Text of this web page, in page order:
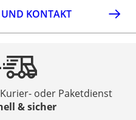
KONTAKT
oder Paketdienst
& sicher